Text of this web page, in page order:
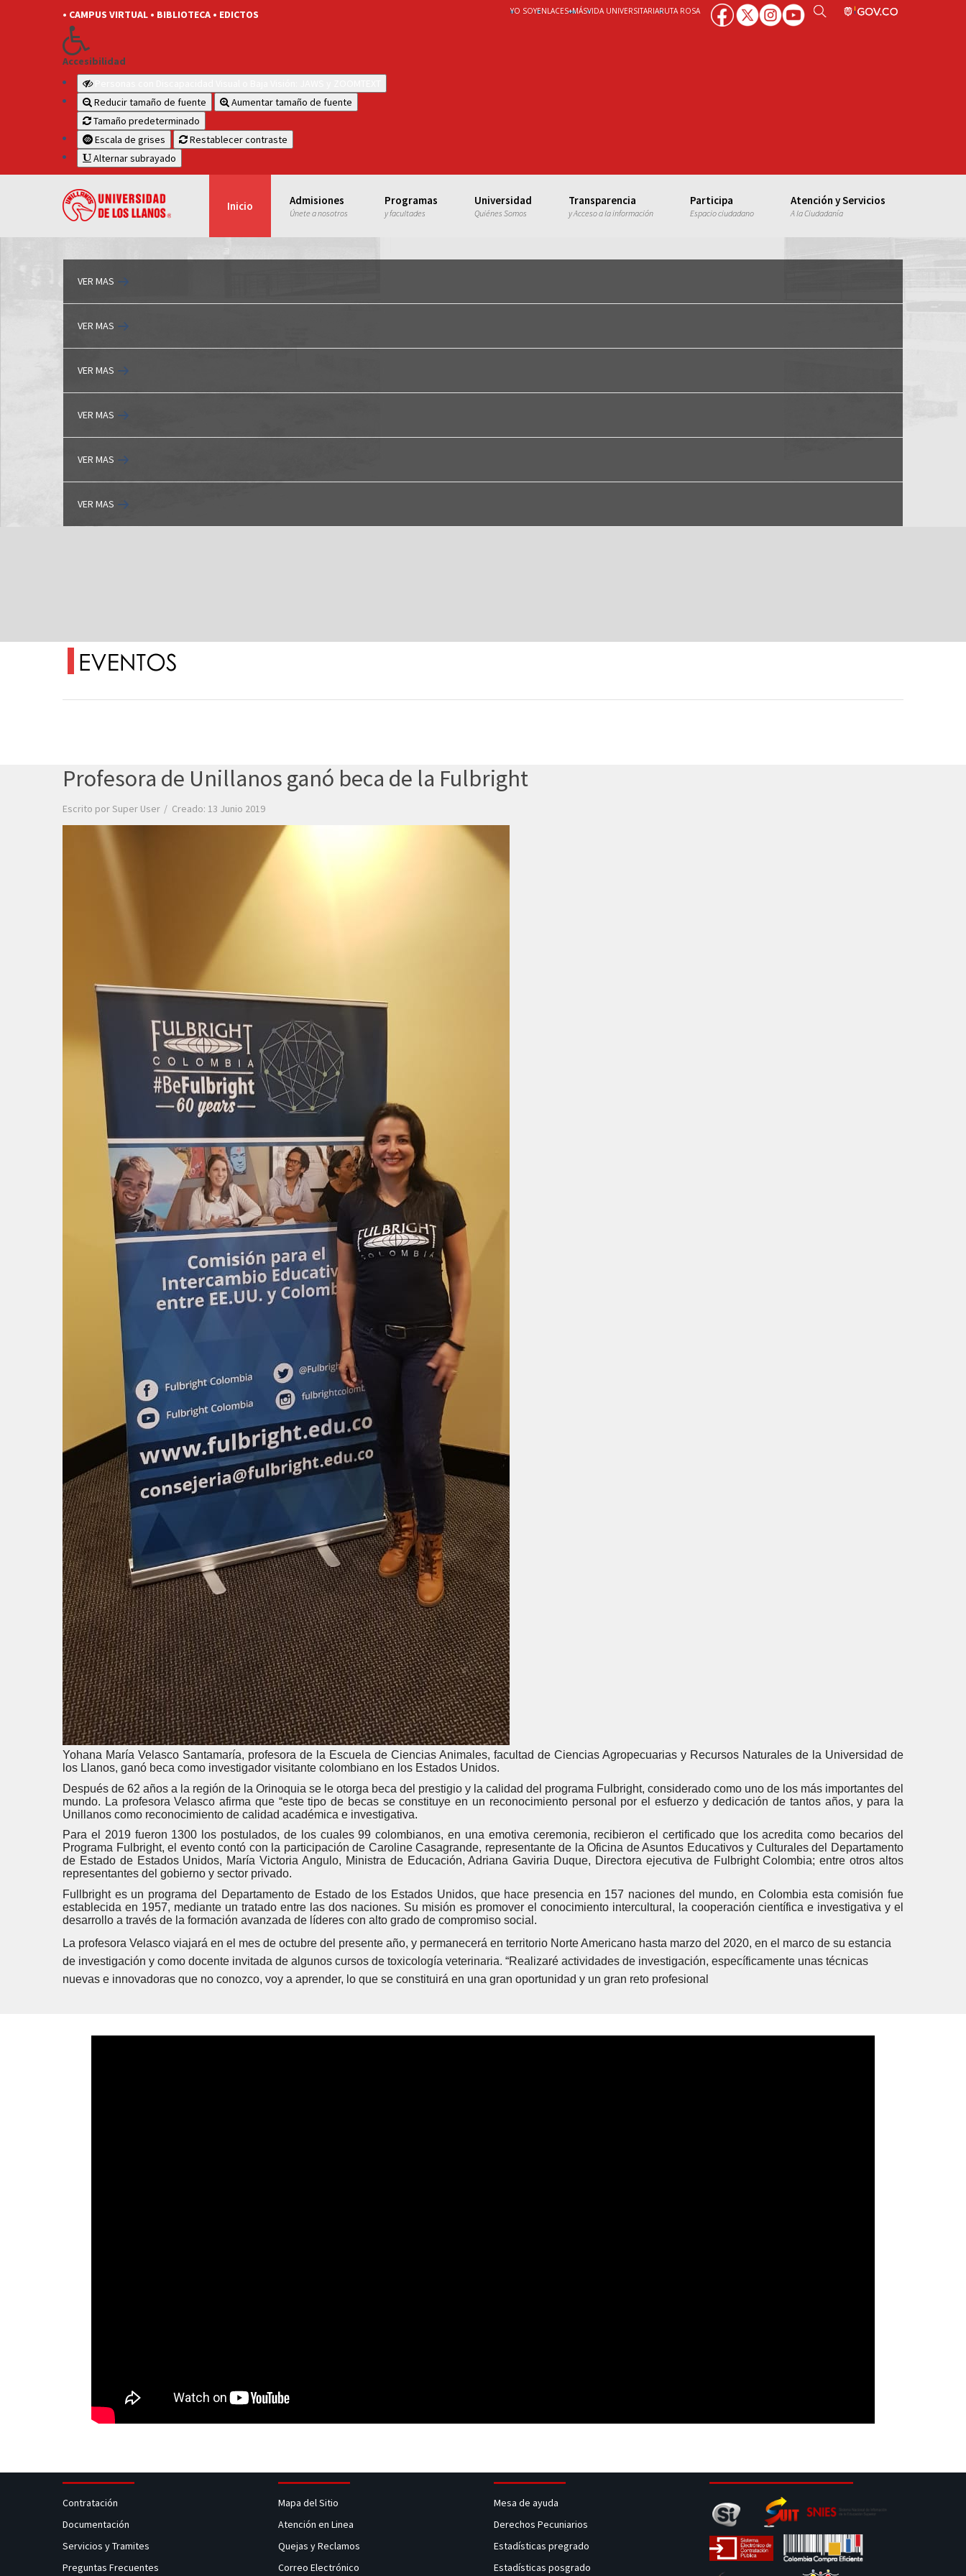
• CAMPUS VIRTUAL • BIBLIOTECA • EDICTOS
Accesibilidad
Reducir tamaño de fuente
Aumentar tamaño de fuente
Tamaño predeterminado
Escala de grises
Restablecer contraste
Alternar subrayado
YO SOYENLACES+MÁSVIDA UNIVERSITARIARUTA ROSA
Inicio Admisiones
Únete a nosotros
Programas
y facultades
Universidad
Quiénes Somos
Transparencia
y Acceso a la información
Participa
Espacio ciudadano
Atención y Servicios
A la Ciudadanía
VER MAS
VER MAS
VER MAS
VER MAS
VER MAS
VER MAS
Profesora de Unillanos ganó beca de la Fulbright
Escrito porSuper User Creado: 13 Junio 2019
Yohana María Velasco Santamaría, profesora de la Escuela de Ciencias Animales, facultad de Ciencias Agropecuarias y Recursos Naturales de la Universidad de
los Llanos, ganó beca como investigador visitante colombiano en los Estados Unidos.
Después de 62 años a la región de la Orinoquia se le otorga beca del prestigio y la calidad del programa Fulbright, considerado como uno de los más importantes del
mundo. La profesora Velasco afirma que “este tipo de becas se constituye en un reconocimiento personal por el esfuerzo y dedicación de tantos años, y para la
Unillanos como reconocimiento de calidad académica e investigativa.
Para el 2019 fueron 1300 los postulados, de los cuales 99 colombianos, en una emotiva ceremonia, recibieron el certificado que los acredita como becarios del
Programa Fulbright, el evento contó con la participación de Caroline Casagrande, representante de la Oficina de Asuntos Educativos y Culturales del Departamento
de Estado de Estados Unidos, María Victoria Angulo, Ministra de Educación, Adriana Gaviria Duque, Directora ejecutiva de Fulbright Colombia; entre otros altos
representantes del gobierno y sector privado.
Fullbright es un programa del Departamento de Estado de los Estados Unidos, que hace presencia en 157 naciones del mundo, en Colombia esta comisión fue
establecida en 1957, mediante un tratado entre las dos naciones. Su misión es promover el conocimiento intercultural, la cooperación científica e investigativa y el
desarrollo a través de la formación avanzada de líderes con alto grado de compromiso social.
La profesora Velasco viajará en el mes de octubre del presente año, y permanecerá en territorio Norte Americano hasta marzo del 2020, en el marco de su estancia
de investigación y como docente invitada de algunos cursos de toxicología veterinaria. “Realizaré actividades de investigación, específicamente unas técnicas
nuevas e innovadoras que no conozco, voy a aprender, lo que se constituirá en una gran oportunidad y un gran reto profesional
Contratación
Documentación
Servicios y Tramites
Preguntas Frecuentes
Mapa del Sitio
Atención en Linea
Quejas y Reclamos
Correo Electrónico
Mesa de ayuda
Derechos Pecuniarios
Estadísticas pregrado
Estadísticas posgrado